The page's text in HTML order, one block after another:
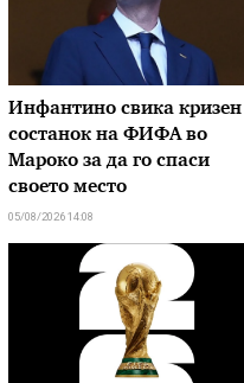
Инфантино свика кризен
состанок на ФИФА во
Мароко за да го спаси
своето место
05/08/2026 14:08